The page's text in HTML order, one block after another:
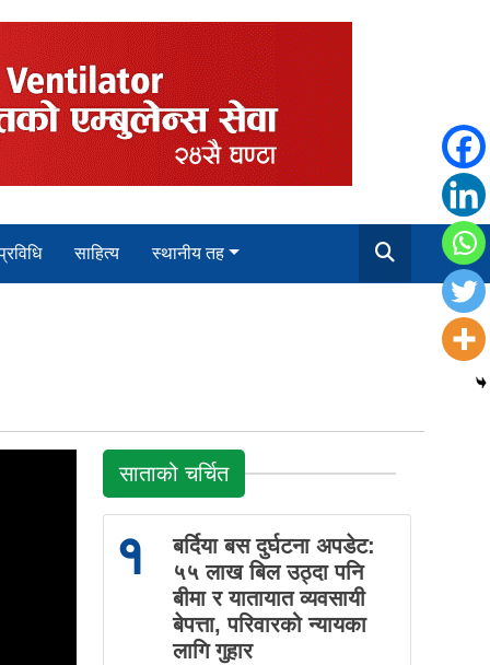
साहित्य स्थानीय तह
साताको चर्चित
१
बर्दिया बस दुर्घटना अपडेट:
५५ लाख बिल उठ्दा पनि
बीमा र यातायात व्यवसायी
बेपत्ता, परिवारको न्यायका
लागि गुहार